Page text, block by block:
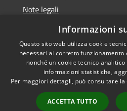
Note legali
Dichiarazione di accessibilità
Accessibilità
Informazioni
Questo sito web utilizza cookie
necessari al corretto funzionamento
nonché un cookie tecnico
informazioni statistiche,
Per maggiori dettagli, può consultare la
ACCETTA TUTTO